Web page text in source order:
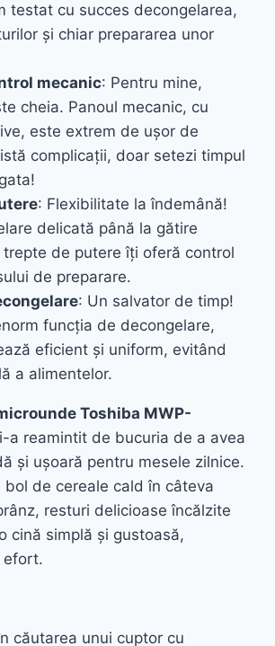
testat cu succes decongelarea,
și chiar prepararea unor
mecanic: Pentru mine,
cheia. Panoul mecanic, cu
este extrem de ușor de
complicații, doar setezi timpul
: Flexibilitate la îndemână!
delicată până la gătire
de putere îți oferă control
de preparare.
: Un salvator de timp!
funcția de decongelare,
eficient și uniform, evitând
a alimentelor.
Toshiba MWP-
a reamintit de bucuria de a avea
și ușoară pentru mesele zilnice.
bol de cereale cald în câteva
resturi delicioase încălzite
cină simplă și gustoasă,
efort.
căutarea unui cuptor cu